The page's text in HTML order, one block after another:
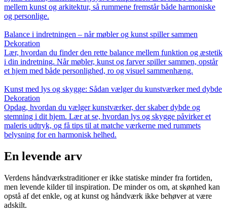
mellem kunst og arkitektur, så rummene fremstår både harmoniske
og personlige.
Balance i indretningen – når møbler og kunst spiller sammen
Dekoration
Lær, hvordan du finder den rette balance mellem funktion og æstetik
i din indretning. Når møbler, kunst og farver spiller sammen, opstår
et hjem med både personlighed, ro og visuel sammenhæng.
Kunst med lys og skygge: Sådan vælger du kunstværker med dybde
Dekoration
Opdag, hvordan du vælger kunstværker, der skaber dybde og
stemning i dit hjem. Lær at se, hvordan lys og skygge påvirker et
maleris udtryk, og få tips til at matche værkerne med rummets
belysning for en harmonisk helhed.
En levende arv
Verdens håndværkstraditioner er ikke statiske minder fra fortiden,
men levende kilder til inspiration. De minder os om, at skønhed kan
opstå af det enkle, og at kunst og håndværk ikke behøver at være
adskilt.